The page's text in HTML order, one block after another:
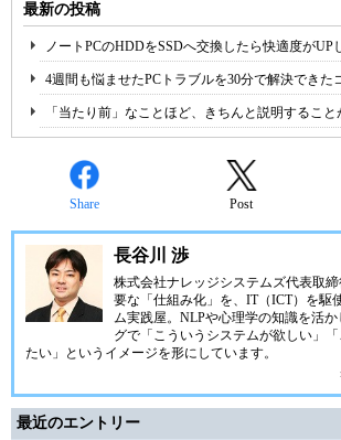
最新の投稿
ノートPCのHDDをSSDへ交換したら快適度がUP
4週間も悩ませたPCトラブルを30分で解決できた
「当たり前」なことほど、きちんと説明するこ
Share Post
長谷川 渉
株式会社ナレッジシステムズ代表取
要な「仕組み化」を、IT（ICT）を駆
ム実践屋。NLPや心理学の知識を活
グで「こういうシステムが欲しい」
たい」というイメージを形にしています。
最近のエントリー